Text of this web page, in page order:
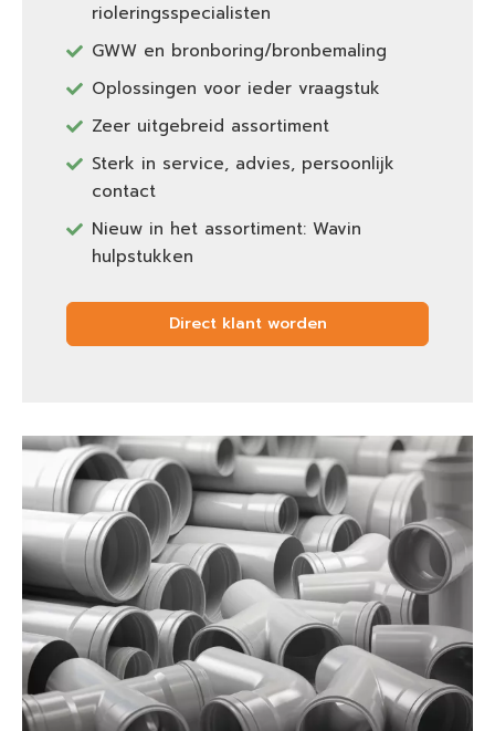
rioleringsspecialisten
GWW en bronboring/bronbemaling
Oplossingen voor ieder vraagstuk
Zeer uitgebreid assortiment
Sterk in service, advies, persoonlijk
contact
Nieuw in het assortiment: Wavin
hulpstukken
Direct klant worden